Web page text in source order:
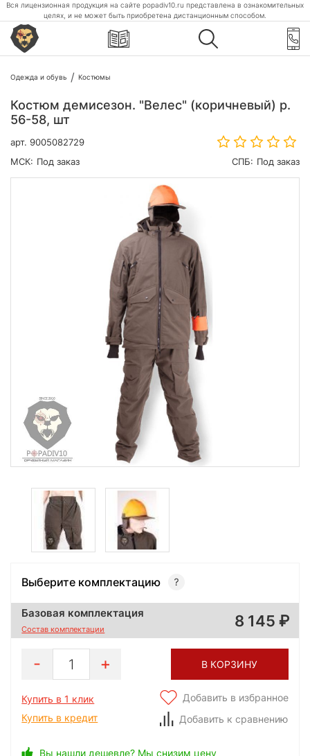
Вся лицензионная продукция на сайте popadiv10.ru представлена в ознакомительных
целях, и не может быть приобретена дистанционным способом.
Одежда и обувь Костюмы
Костюм демисезон. "Велес" (коричневый) р.
56-58, шт
арт. 9005082729
МСК: Под заказ СПБ: Под заказ
Выберите комплектацию
Базовая комплектация
Состав комплектации 8 145
1 В КОРЗИНУ
Купить в 1 клик
Купить в кредит
Добавить в избранное
Добавить к сравнению
Вы нашли дешевле? Мы снизим цену